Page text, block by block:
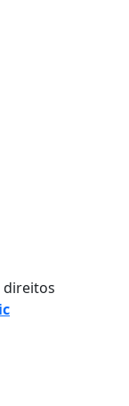
direitos